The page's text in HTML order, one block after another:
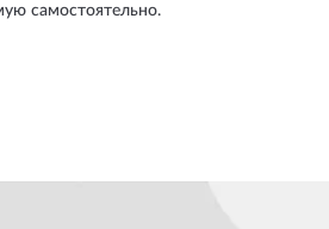
самостоятельно.